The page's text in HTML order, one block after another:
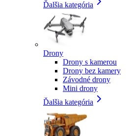
Ďalšia kategória
Drony
Drony s kamerou
Drony bez kamery
Závodné drony
Mini drony
Ďalšia kategória